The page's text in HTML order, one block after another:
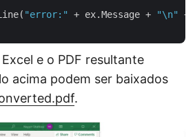
"error:" + ex.Message + "\n"
+
e o PDF resultante
acima podem ser baixados
.